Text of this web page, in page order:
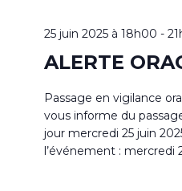
25 juin 2025 à 18h00 -
ALERTE
Passage en vigilance
vous informe du
jour mercredi 25 juin
l’événement : mercredi